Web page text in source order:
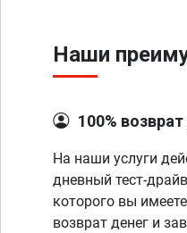
Наши
100%
На наши услуги
дневный тест-
которого вы
возврат денег и